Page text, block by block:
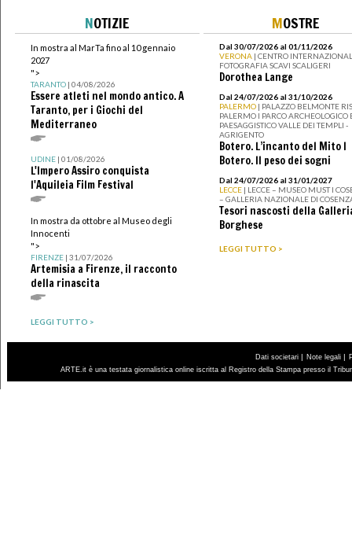
NOTIZIE
In mostra al MarTa fino al 10 gennaio
2027
">
TARANTO| 04/08/2026
Essere atleti nel mondo antico. A
Taranto, per i Giochi del
Mediterraneo
UDINE| 01/08/2026
L'Impero Assiro conquista
l'Aquileia Film Festival
In mostra da ottobre al Museo degli
Innocenti
">
FIRENZE| 31/07/2026
Artemisia a Firenze, il racconto
della rinascita
LEGGI TUTTO >
MOSTRE
Dal 30/07/2026 al 01/11/2026
VERONA | CENTRO
FOTOGRAFIA SCAVI SCALIGERI
Dorothea Lange
Dal 24/07/2026 al 31/10/2026
PALERMO | PALAZZO BELMONTE
PALERMO I PARCO ARCHEOLOGICO
PAESAGGISTICO VALLE DEI TEMPLI -
AGRIGENTO
Botero. L’incanto del Mito I
Botero. Il peso dei sogni
Dal 24/07/2026 al 31/01/2027
LECCE | LECCE – MUSEO MUST I
– GALLERIA NAZIONALE DI
Tesori nascosti della
Borghese
LEGGI TUTTO >
Dati societari | Note legali |
ARTE.it è una testata giornalistica online iscritta al Registro della Stampa presso il